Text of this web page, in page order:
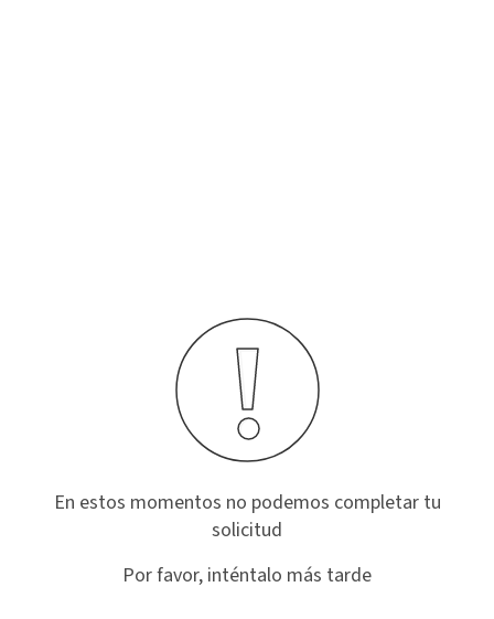
En estos momentos no podemos completar tu
solicitud
Por favor, inténtalo más tarde